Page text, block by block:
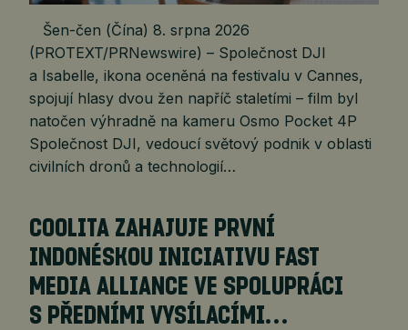
Šen-čen (Čína) 8. srpna 2026
(PROTEXT/PRNewswire) – Společnost DJI
a Isabelle, ikona oceněná na festivalu v Cannes,
spojují hlasy dvou žen napříč staletími – film byl
natočen výhradně na kameru Osmo Pocket 4P
Společnost DJI, vedoucí světový podnik v oblasti
civilních dronů a technologií…
COOLITA ZAHAJUJE PRVNÍ
INDONÉSKOU INICIATIVU FAST
MEDIA ALLIANCE VE SPOLUPRÁCI
S PŘEDNÍMI VYSÍLACÍMI…